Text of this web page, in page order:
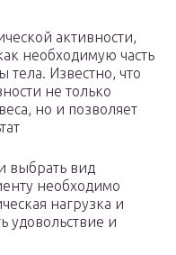
активности,
необходимую часть
Известно, что
не только
но и позволяет
выбрать вид
необходимо
нагрузка и
удовольствие и